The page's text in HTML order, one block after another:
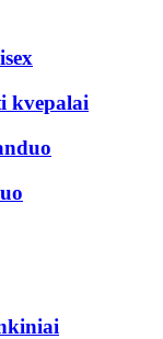
kvepalai